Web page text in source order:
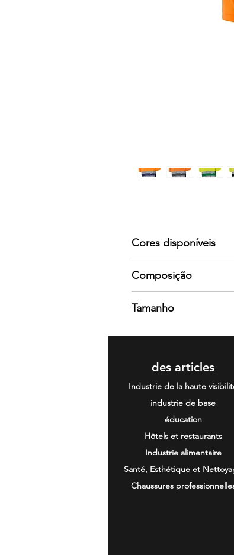
Cores disponíveis
Composição
Tamanho
des articles
Industrie de la haute
industrie de base
éducation
Hôtels et restaurants
Industrie alimentaire
Santé, Esthétique et
Chaussures